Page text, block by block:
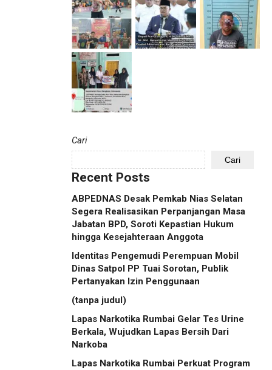
Cari
Cari
Recent Posts
ABPEDNAS Desak Pemkab Nias Selatan
Segera Realisasikan Perpanjangan Masa
Jabatan BPD, Soroti Kepastian Hukum
hingga Kesejahteraan Anggota
Identitas Pengemudi Perempuan Mobil
Dinas Satpol PP Tuai Sorotan, Publik
Pertanyakan Izin Penggunaan
(tanpa judul)
Lapas Narkotika Rumbai Gelar Tes Urine
Berkala, Wujudkan Lapas Bersih Dari
Narkoba
Lapas Narkotika Rumbai Perkuat Program